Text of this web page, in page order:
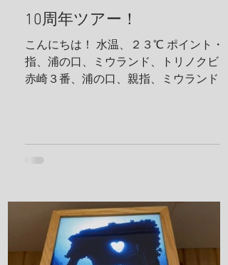
10周年ツアー！
こんにちは！ 水温、２３℃ ポイント・親
指、浦の口、ミウランド、トリノクビ、
赤崎３番、浦の口、親指、ミウランド 見
ナダイ、トラウツボ、キンチャクガニ、
リ、タテシマシマギンポ、ハナヒゲウツ
ボ、イソギンチャクモエビ、サクラコシ
オリエビ、モズクショイ、クダゴンベ、
クチナシイロウミウシ、オルトマンワラ